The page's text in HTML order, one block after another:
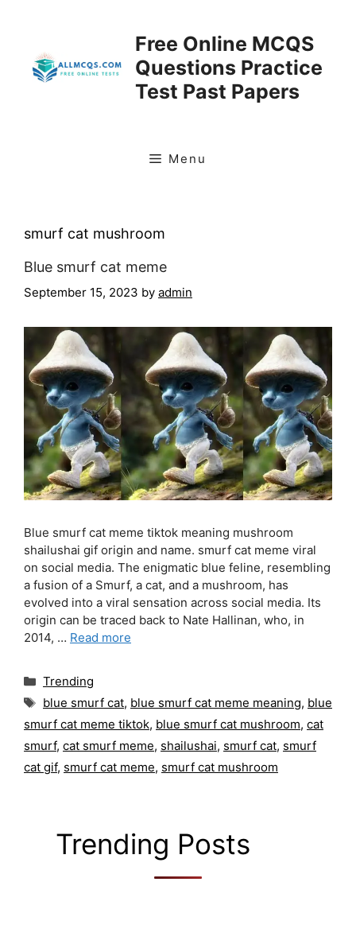
Free Online MCQS
Questions Practice
Test Past Papers
Menu
smurf cat mushroom
Blue smurf cat meme
September 15, 2023 by admin
Blue smurf cat meme tiktok meaning mushroom
shailushai gif origin and name. smurf cat meme viral
on social media. The enigmatic blue feline, resembling
a fusion of a Smurf, a cat, and a mushroom, has
evolved into a viral sensation across social media. Its
origin can be traced back to Nate Hallinan, who, in
2014, … Read more
Categories
Trending
Tags
blue smurf cat, blue smurf cat meme meaning, blue
smurf cat meme tiktok, blue smurf cat mushroom, cat
smurf, cat smurf meme, shailushai, smurf cat, smurf
cat gif, smurf cat meme, smurf cat mushroom
Trending Posts